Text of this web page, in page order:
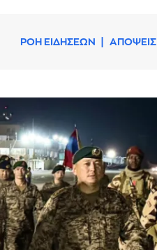
ΡΟΗ ΕΙΔΗΣΕΩΝ ΑΠΟΨΕΙΣ